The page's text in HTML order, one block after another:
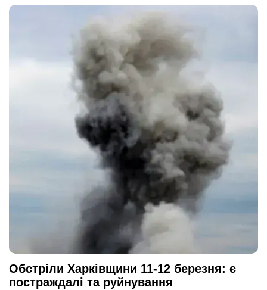
Обстріли Харківщини 11-12 березня: є
постраждалі та руйнування